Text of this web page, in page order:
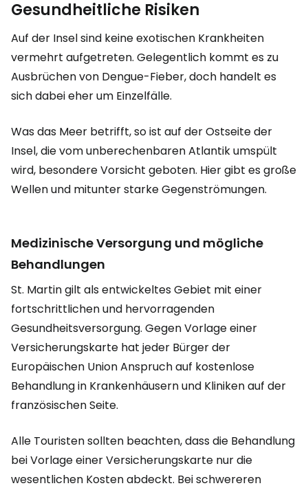
Gesundheitliche Risiken
Auf der Insel sind keine exotischen Krankheiten
vermehrt aufgetreten. Gelegentlich kommt es zu
Ausbrüchen von Dengue-Fieber, doch handelt es
sich dabei eher um Einzelfälle.
Was das Meer betrifft, so ist auf der Ostseite der
Insel, die vom unberechenbaren Atlantik umspült
wird, besondere Vorsicht geboten. Hier gibt es große
Wellen und mitunter starke Gegenströmungen.
Medizinische Versorgung und mögliche
Behandlungen
St. Martin gilt als entwickeltes Gebiet mit einer
fortschrittlichen und hervorragenden
Gesundheitsversorgung. Gegen Vorlage einer
Versicherungskarte hat jeder Bürger der
Europäischen Union Anspruch auf kostenlose
Behandlung in Krankenhäusern und Kliniken auf der
französischen Seite.
Alle Touristen sollten beachten, dass die Behandlung
bei Vorlage einer Versicherungskarte nur die
wesentlichen Kosten abdeckt. Bei schwereren